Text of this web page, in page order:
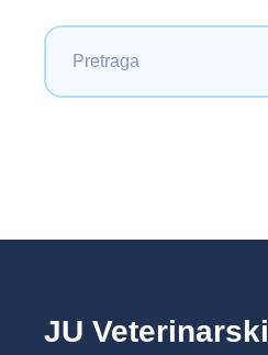
JU Veterinarski